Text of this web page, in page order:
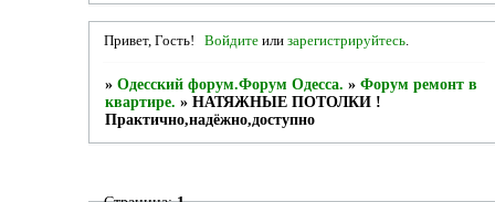
Привет, Гость! Войдитеили зарегистрируйтесь.
» Одесский форум.Форум Одесса. » Форум ремонт в
квартире. » НАТЯЖНЫЕ ПОТОЛКИ !
Практично,надёжно,доступно